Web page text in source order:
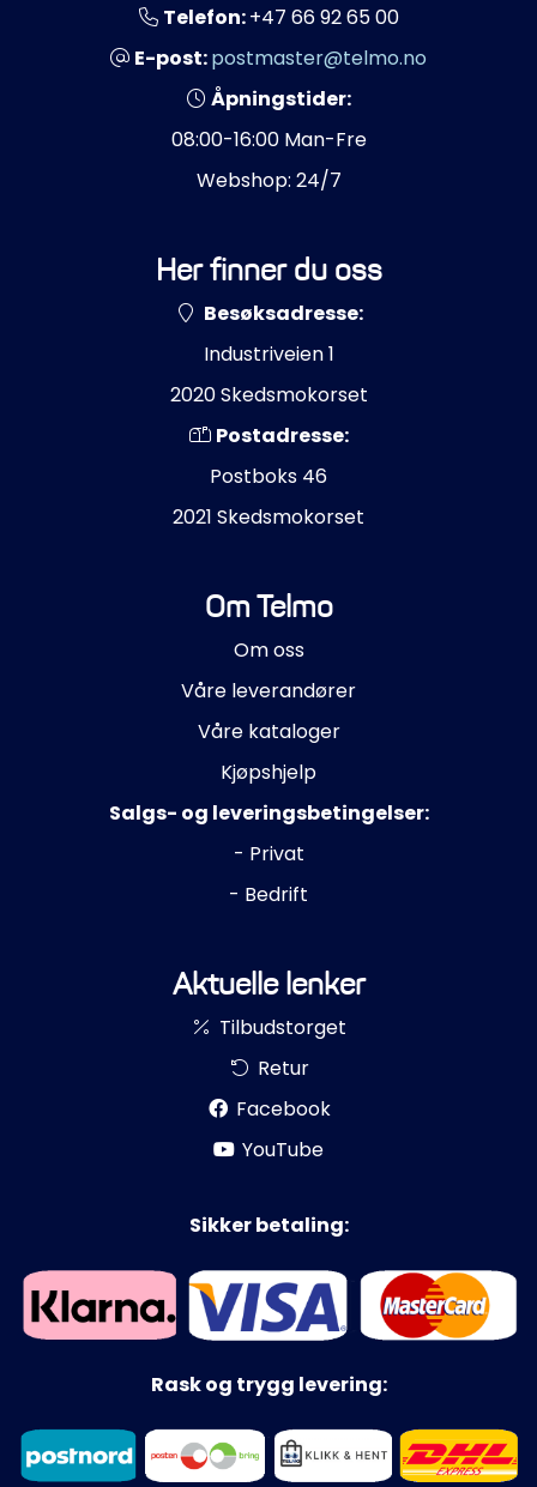
Telefon:+47 66 92 65 00
E-post:postmaster@telmo.no
Åpningstider:
08:00-16:00 Man-Fre
Webshop: 24/7
Her finner du oss
Besøksadresse:
Industriveien 1
2020 Skedsmokorset
Postadresse:
Postboks 46
2021 Skedsmokorset
Om Telmo
Om oss
Våre leverandører
Våre kataloger
Kjøpshjelp
Salgs- og leveringsbetingelser:
- Privat
- Bedrift
Aktuelle lenker
Tilbudstorget
Retur
Facebook
YouTube
Sikker betaling:
Rask og trygg levering: